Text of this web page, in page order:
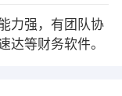
力强，有团队协
达等财务软件。